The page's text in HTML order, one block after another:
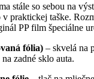
stále so sebou na
v praktickej taške.
PP film špeciálne
fólia) – skvelá na
zadné sklo auta.